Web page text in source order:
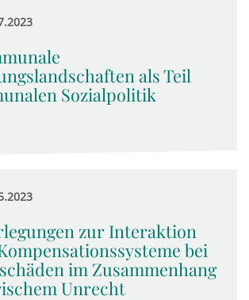
als Teil
Sozialpolitik
zur Interaktion
bei
im Zusammenhang
Unrecht